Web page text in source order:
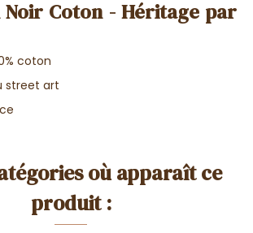
Noir Coton - Héritage par
coton
street art
où apparaît ce
produit :